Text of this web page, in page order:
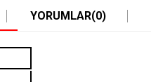
YORUMLAR(0)